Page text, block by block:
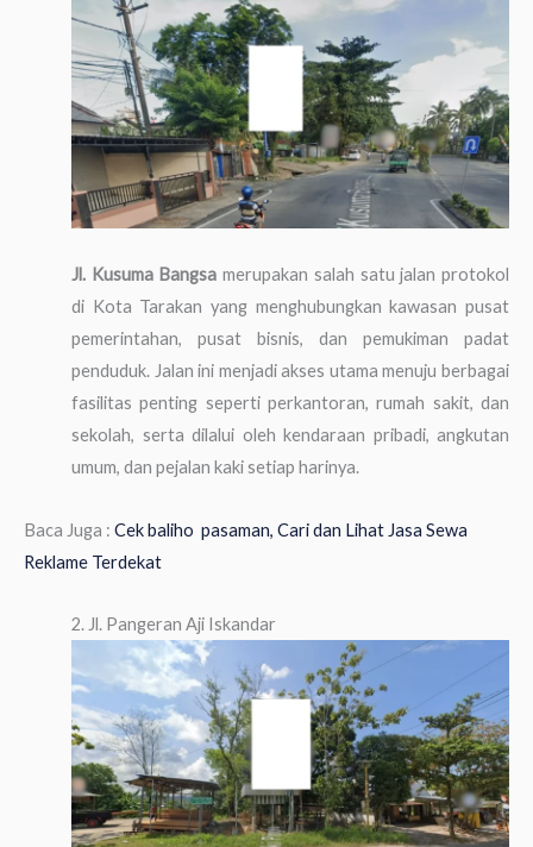
Jl. Kusuma Bangsa merupakan salah satu jalan protokol
di Kota Tarakan yang menghubungkan kawasan pusat
pemerintahan, pusat bisnis, dan pemukiman padat
penduduk. Jalan ini menjadi akses utama menuju berbagai
fasilitas penting seperti perkantoran, rumah sakit, dan
sekolah, serta dilalui oleh kendaraan pribadi, angkutan
umum, dan pejalan kaki setiap harinya.
Baca Juga : Cek baliho pasaman, Cari dan Lihat Jasa Sewa
Reklame Terdekat
2. Jl. Pangeran Aji Iskandar